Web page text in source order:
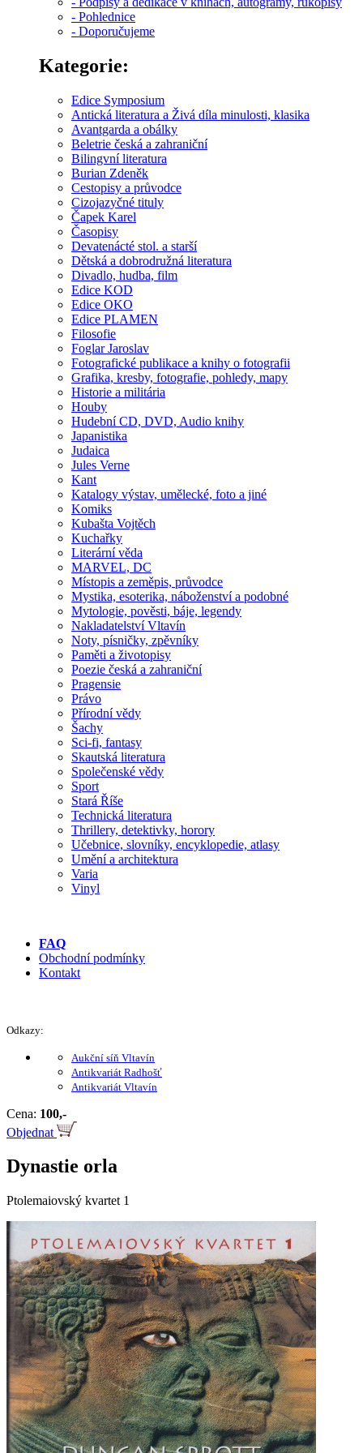
- Pohlednice
- Doporučujeme
Kategorie:
Edice Symposium
Antická literatura a Živá díla minulosti, klasika
Avantgarda a obálky
Beletrie česká a zahraniční
Bilingvní literatura
Burian Zdeněk
Cestopisy a průvodce
Cizojazyčné tituly
Čapek Karel
Časopisy
Devatenácté stol. a starší
Dětská a dobrodružná literatura
Divadlo, hudba, film
Edice KOD
Edice OKO
Edice PLAMEN
Filosofie
Foglar Jaroslav
Fotografické publikace a knihy o fotografii
Grafika, kresby, fotografie, pohledy, mapy
Historie a militária
Houby
Hudební CD, DVD, Audio knihy
Japanistika
Judaica
Jules Verne
Kant
Katalogy výstav, umělecké, foto a jiné
Komiks
Kubašta Vojtěch
Kuchařky
Literární věda
MARVEL, DC
Místopis a zeměpis, průvodce
Mystika, esoterika, náboženství a podobné
Mytologie, pověsti, báje, legendy
Nakladatelství Vltavín
Noty, písničky, zpěvníky
Paměti a životopisy
Poezie česká a zahraniční
Pragensie
Právo
Přírodní vědy
Šachy
Sci-fi, fantasy
Skautská literatura
Společenské vědy
Sport
Stará Říše
Technická literatura
Thrillery, detektivky, horory
Učebnice, slovníky, encyklopedie, atlasy
Umění a architektura
Varia
Vinyl
FAQ
Obchodní podmínky
Kontakt
Odkazy:
Aukční síň Vltavín
Antikvariát Radhošť
Antikvariát Vltavín
Cena: 100,-
Objednat
Dynastie orla
Ptolemaiovský kvartet 1